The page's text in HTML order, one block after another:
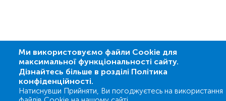
Ми використовуємо файли Cookie для
максимальної функціональності сайту.
Дізнайтесь більше в розділі Політика
конфіденційності.
Натиснувши Прийняти, Ви погоджуєтесь на використання